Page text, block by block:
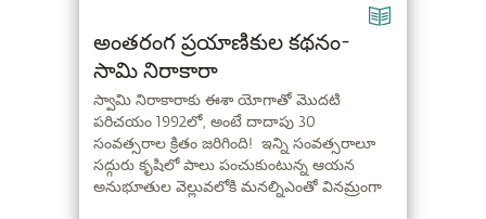
అంతరంగ ప్రయాణికుల కథనం-
సామి నిరాకారా
స్వామి నిరాకారాకు ఈశా యోగాతో మొదటి
పరిచయం 1992లో, అంటే దాదాపు 30
సంవత్సరాల క్రితం జరిగింది! ఇన్ని సంవత్సరాలూ
సద్గురు కృషిలో పాలు పంచుకుంటున్న ఆయన
అనుభూతుల వెల్లువలోకి మనల్నిఎంతో వినమ్రంగా